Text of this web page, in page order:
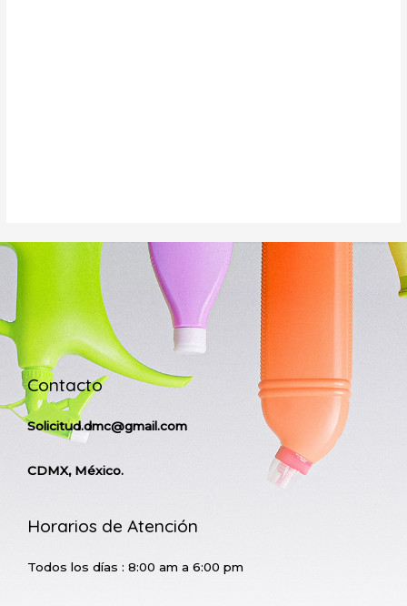
Contacto
Solicitud.dmc@gmail.com
CDMX, México.
Horarios de Atención
Todos los días : 8:00 am a 6:00 pm